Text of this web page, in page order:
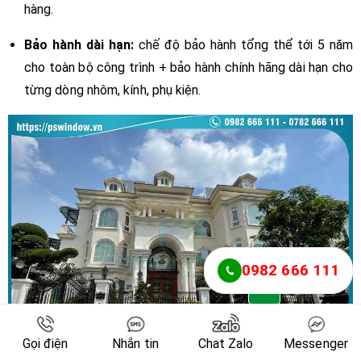
hàng.
Bảo hành dài hạn:chế độ bảo hành tổng thể tới 5 năm
cho toàn bộ công trình + bảo hành chính hãng dài hạn cho
từng dòng nhôm, kính, phụ kiện.
Gọi điện Nhắn tin Chat Zalo Messenger
0982 666 111